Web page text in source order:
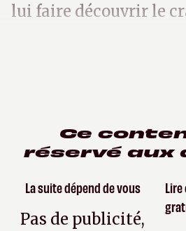
lui faire découvrir le
Ce
réservé aux
La suite dépend de vous
Pas de publicité,